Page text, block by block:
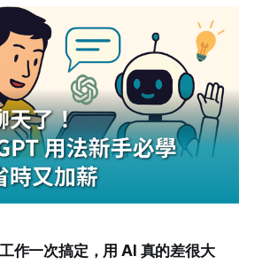
作一次搞定，用 AI 真的差很大